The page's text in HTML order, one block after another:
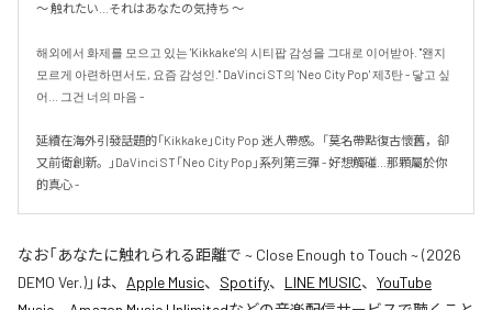
〜 触れたい...それはあなたの気持ち 〜
해외에서 화제를 모으고 있는 'Kikkake'의 시티팝 감성을 그대로 이어받아. "왠지
모르게 아련하면서도, 요즘 감성인." DaVinci ST의 'Neo City Pop' 제3탄 - 닿고 싶
어... 그건 너의 마음 -
延續在海外引發話題的「Kikkake」City Pop 迷人帶感。「莫名帶點復古懷舊，卻
又前衛創新。」DaVinci ST「Neo City Pop」系列第三彈 - 好想觸碰...那顆屬於你
的真心 -
なお「あなたに触れられる距離で ~ Close Enough to Touch ~ (2026
DEMO Ver.)」は、 Apple Music、 Spotify、 LINE MUSIC、 YouTube